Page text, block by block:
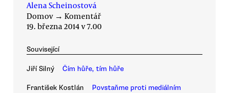
Alena Scheinostová
Domov → Komentář
19. března 2014 v 7.00
Související
Jiří Silný Čím hůře, tím hůře
František Kostlán
Povstaňme proti mediálním